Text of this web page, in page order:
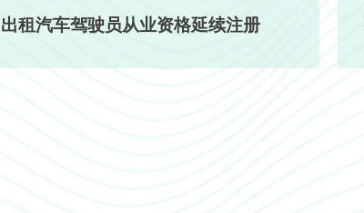
出租汽车驾驶员从业资格延续注册